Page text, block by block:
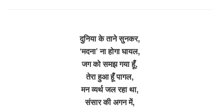
दुनिया के ताने सुनकर,
‘मदना’ ना होगा घायल,
जग को समझ गया हूँ,
तेरा हुआ हूँ पागल,
मन व्यर्थ जल रहा था,
संसार की अगन में,